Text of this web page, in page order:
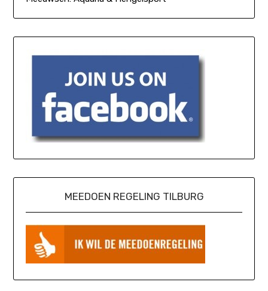
MEEDOEN REGELING TILBURG